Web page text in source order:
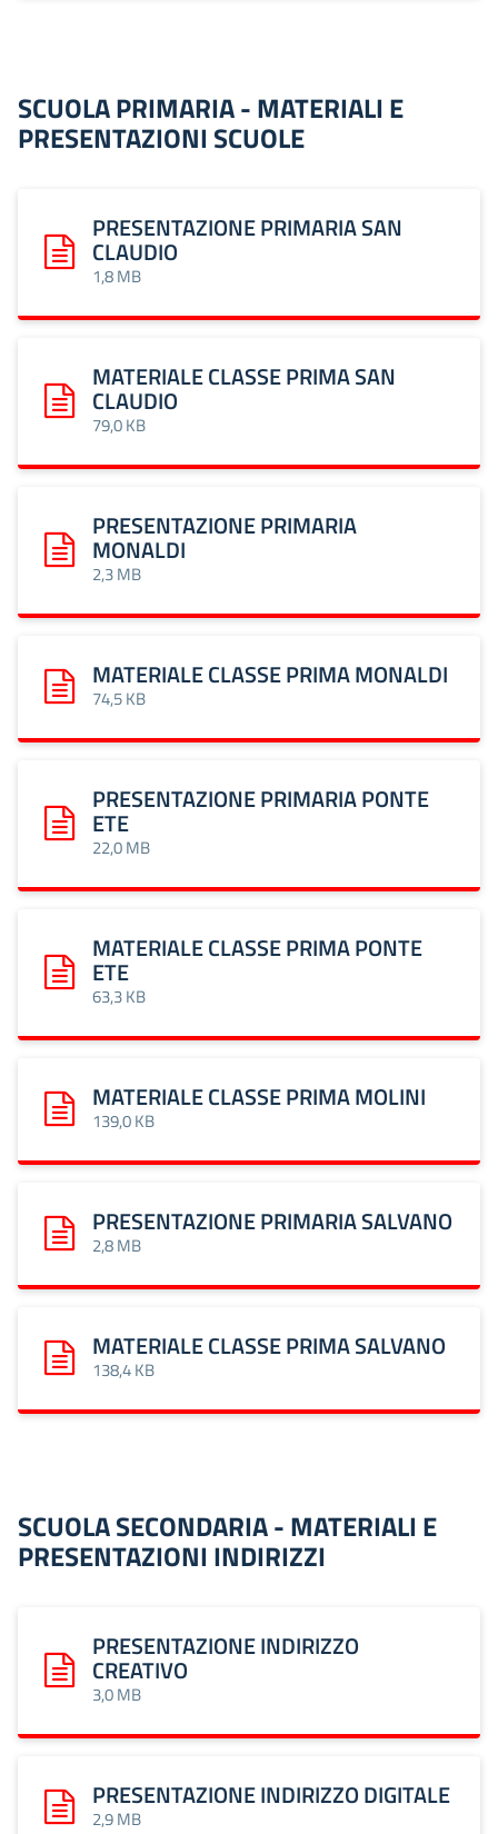
SCUOLA PRIMARIA - MATERIALI E
PRESENTAZIONI SCUOLE
Scarica: PRESENTAZIONE PRIMARIA SAN CLAUDIO
PRESENTAZIONE PRIMARIA SAN
CLAUDIO
1,8 MB
Scarica: MATERIALE CLASSE PRIMA SAN CLAUDIO
MATERIALE CLASSE PRIMA SAN
CLAUDIO
79,0 KB
Scarica: PRESENTAZIONE PRIMARIA MONALDI
PRESENTAZIONE PRIMARIA
MONALDI
2,3 MB
Scarica: MATERIALE CLASSE PRIMA MONALDI
MATERIALE CLASSE PRIMA MONALDI
74,5 KB
Scarica: PRESENTAZIONE PRIMARIA PONTE ETE
PRESENTAZIONE PRIMARIA PONTE
ETE
22,0 MB
Scarica: MATERIALE CLASSE PRIMA PONTE ETE
MATERIALE CLASSE PRIMA PONTE
ETE
63,3 KB
Scarica: MATERIALE CLASSE PRIMA MOLINI
MATERIALE CLASSE PRIMA MOLINI
139,0 KB
Scarica: PRESENTAZIONE PRIMARIA SALVANO
PRESENTAZIONE PRIMARIA SALVANO
2,8 MB
Scarica: MATERIALE CLASSE PRIMA SALVANO
MATERIALE CLASSE PRIMA SALVANO
138,4 KB
SCUOLA SECONDARIA - MATERIALI E
PRESENTAZIONI INDIRIZZI
Scarica: PRESENTAZIONE INDIRIZZO CREATIVO
PRESENTAZIONE INDIRIZZO
CREATIVO
3,0 MB
Scarica: PRESENTAZIONE INDIRIZZO DIGITALE
PRESENTAZIONE INDIRIZZO DIGITALE
2,9 MB